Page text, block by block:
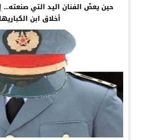
حين يعضّ الفنان اليد التي
أخلاق ابن